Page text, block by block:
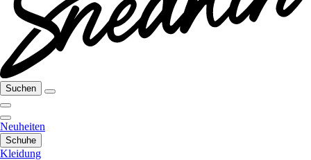
Suchen
Neuheiten
Schuhe
Kleidung